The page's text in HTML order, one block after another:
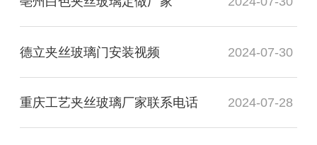
德立夹丝玻璃门安装视频 2024-07-30
重庆工艺夹丝玻璃厂家联系电话 2024-07-28